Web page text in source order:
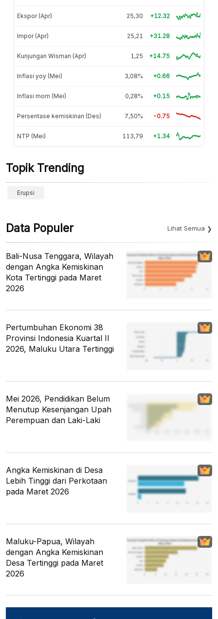
Ekspor (Apr) 25,30 +12.32
Impor (Apr) 25,21 +31.28
Kunjungan Wisman (Apr) 1,25 +14.75
Inflasi yoy (Mei) 3,08% +0.66
Inflasi mom (Mei) 0,28% +0.15
Persentase kemiskinan (Des) 7,50% -0.75
NTP (Mei) 113,79 +1.34
Topik Trending
Erupsi
Data Populer Lihat Semua
Bali-Nusa Tenggara, Wilayah
dengan Angka Kemiskinan
Kota Tertinggi pada Maret
2026
Pertumbuhan Ekonomi 38
Provinsi Indonesia Kuartal II
2026, Maluku Utara Tertinggi
Mei 2026, Pendidikan Belum
Menutup Kesenjangan Upah
Perempuan dan Laki-Laki
Angka Kemiskinan di Desa
Lebih Tinggi dari Perkotaan
pada Maret 2026
Maluku-Papua, Wilayah
dengan Angka Kemiskinan
Desa Tertinggi pada Maret
2026